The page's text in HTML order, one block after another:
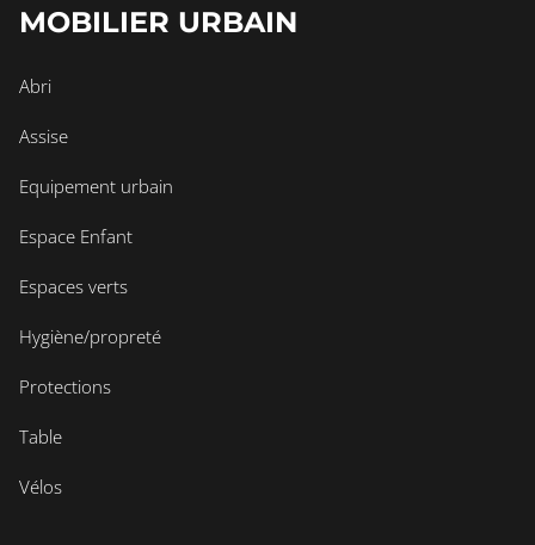
MOBILIER URBAIN
Abri
Assise
Equipement urbain
Espace Enfant
Espaces verts
Hygiène/propreté
Protections
Table
Vélos